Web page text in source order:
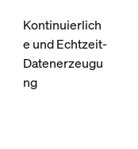
Kontinuierlich
e und Echtzeit-
Datenerzeugu
ng